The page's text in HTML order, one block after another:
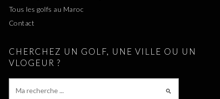
Tous les golfs au Maroc
Contact
CHERCHEZ UN GOLF, UNE VILLE OU UN
VLOGEUR ?